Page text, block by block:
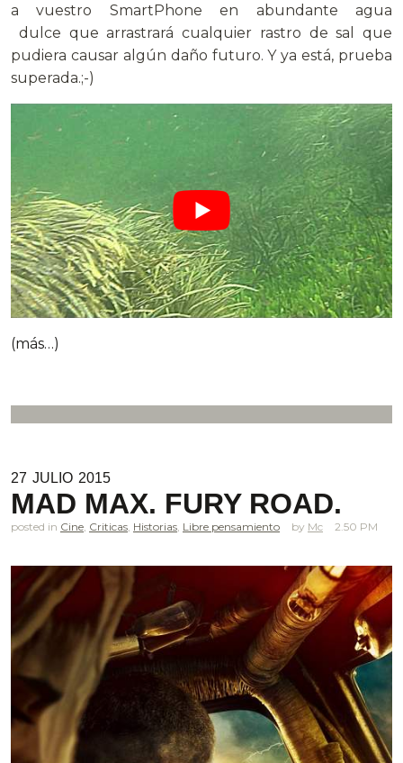
a vuestro SmartPhone en abundante agua
dulce que arrastrará cualquier rastro de sal que
pudiera causar algún daño futuro. Y ya está, prueba
superada.;-)
(más…)
27 JULIO 2015
MAD MAX. FURY ROAD.
posted in Cine, Criticas, Historias, Libre pensamiento Mc 2.50 PM